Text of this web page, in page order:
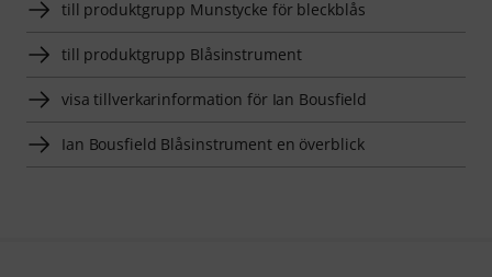
till produktgrupp Munstycke för bleckblås
till produktgrupp Blåsinstrument
visa tillverkarinformation för Ian Bousfield
Ian Bousfield Blåsinstrument en överblick